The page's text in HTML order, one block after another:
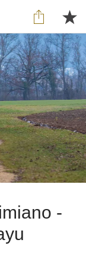
-